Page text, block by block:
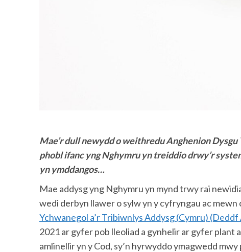
Mae’r dull newydd o weithredu Anghenion
phobl ifanc yng Nghymru yn treiddio drwy’r
yn ymddangos…
Mae addysg yng Nghymru yn mynd trwy rai
wedi derbyn llawer o sylw yn y cyfryngau ac
Ychwanegol a’r Tribiwnlys Addysg (Cymru) (Deddf
2021 ar gyfer pob lleoliad a gynhelir ar gyfer plant
amlinellir yn y Cod, sy’n hyrwyddo ymagwedd